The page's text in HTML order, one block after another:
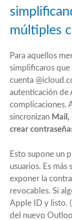
múltiples
Para aquellos
simplificaros que
cuenta
autenticación de
complicaciones.
sincronizan Mail,
crear
Esto supone un
usuarios. Es
exponer la
revocables. Si
Apple ID y listo.
del nuevo